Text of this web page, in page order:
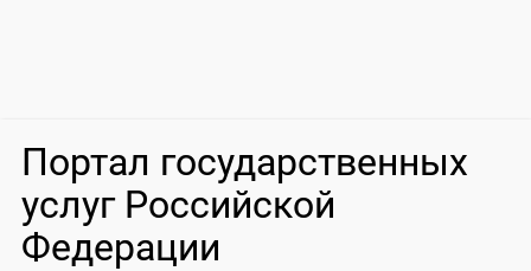
Портал государственных
услуг Российской
Федерации